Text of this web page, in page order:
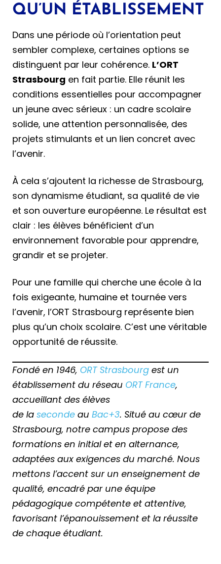
QU’UN ÉTABLISSEMENT
Dans une période où l’orientation peut
sembler complexe, certaines options se
distinguent par leur cohérence. L’ORT
Strasbourg en fait partie. Elle réunit les
conditions essentielles pour accompagner
un jeune avec sérieux : un cadre scolaire
solide, une attention personnalisée, des
projets stimulants et un lien concret avec
l’avenir.
À cela s’ajoutent la richesse de Strasbourg,
son dynamisme étudiant, sa qualité de vie
et son ouverture européenne. Le résultat est
clair : les élèves bénéficient d’un
environnement favorable pour apprendre,
grandir et se projeter.
Pour une famille qui cherche une école à la
fois exigeante, humaine et tournée vers
l’avenir, l’ORT Strasbourg représente bien
plus qu’un choix scolaire. C’est une véritable
opportunité de réussite.
Fondé en 1946, ORT Strasbourg est un
établissement du réseau ORT France,
accueillant des élèves
de la seconde au Bac+3. Situé au cœur de
Strasbourg, notre campus propose des
formations en initial et en alternance,
adaptées aux exigences du marché. Nous
mettons l’accent sur un enseignement de
qualité, encadré par une équipe
pédagogique compétente et attentive,
favorisant l’épanouissement et la réussite
de chaque étudiant.